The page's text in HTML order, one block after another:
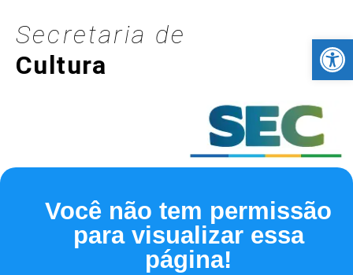
Secretaria de
Cultura
Você não tem permissão
para visualizar essa
página!
Barra de